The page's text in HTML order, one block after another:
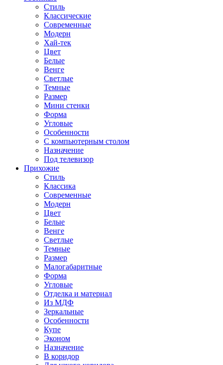
Стиль
Классические
Современные
Модерн
Хай-тек
Цвет
Белые
Венге
Светлые
Темные
Размер
Мини стенки
Форма
Угловые
Особенности
С компьютерным столом
Назначение
Под телевизор
Прихожие
Стиль
Классика
Современные
Модерн
Цвет
Белые
Венге
Светлые
Темные
Размер
Малогабаритные
Форма
Угловые
Отделка и материал
Из МДФ
Зеркальные
Особенности
Купе
Эконом
Назначение
В коридор